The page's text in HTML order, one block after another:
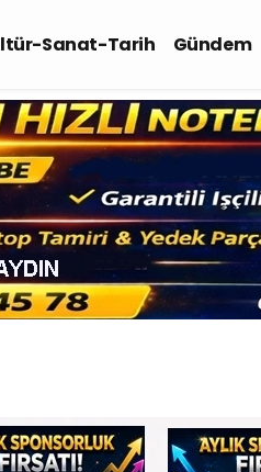
Sanat-Tarih Gündem